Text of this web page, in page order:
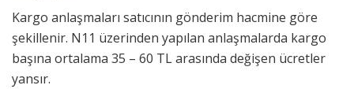
Kargo anlaşmaları satıcının gönderim hacmine göre
şekillenir. N11 üzerinden yapılan anlaşmalarda kargo
başına ortalama 35 – 60 TL arasında değişen ücretler
yansır.